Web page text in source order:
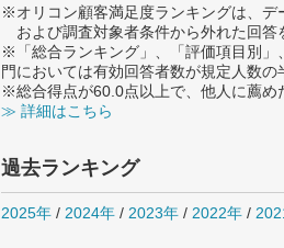
※オリコン顧客満足度ランキングは、デ
および調査対象者条件から外れた回答
※「総合ランキング」、「評価項目別」
門においては有効回答者数が規定人数の
※総合得点が60.0点以上で、他人に薦め
≫ 詳細はこちら
過去ランキング
2025年 / 2024年 / 2023年 / 2022年 /